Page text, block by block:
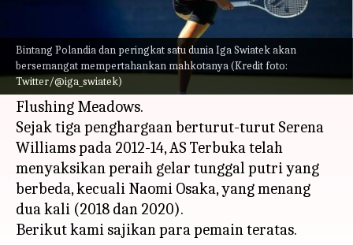
Bintang Polandia dan peringkat satu dunia Iga Swiatek akan
bersemangat mempertahankan mahkotanya (Kredit foto:
Twitter/@iga_swiatek)
AS Terbuka edisi 2023 akan dimulai pada 28
Agustus. Pertandingan tunggal putri akhir-
akhir ini menjadi perjalanan yang menarik di
Flushing Meadows.
Sejak tiga penghargaan berturut-turut Serena
Williams pada 2012-14, AS Terbuka telah
menyaksikan peraih gelar tunggal putri yang
berbeda, kecuali Naomi Osaka, yang menang
dua kali (2018 dan 2020).